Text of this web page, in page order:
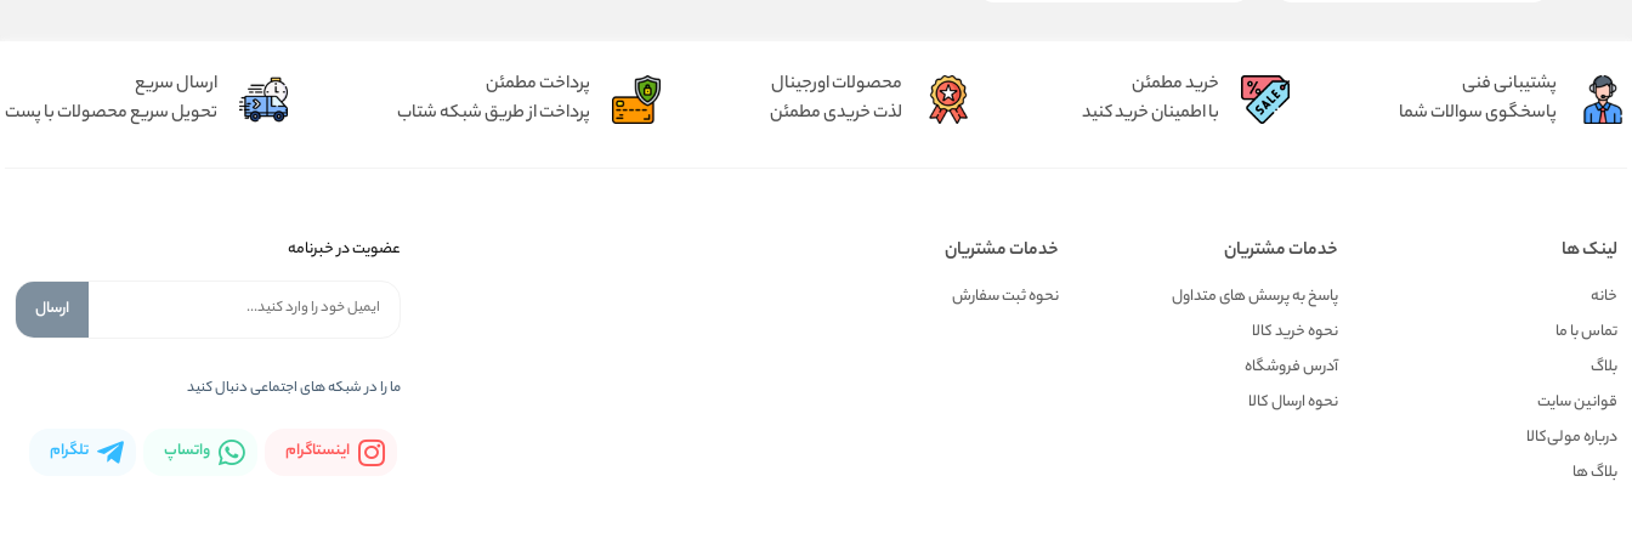
پشتیبانی فنی
پاسخگوی سوالات شما
خرید مطمئن
با اطمینان خرید کنید
محصولات اورجینال
لذت خریدی مطمئن
پرداخت مطمئن
پرداخت از طریق شبکه شتاب
ارسال سریع
تحویل سریع محصولات با پست
لینک ها
خانه
تماس با ما
بلاگ
قوانین سایت
درباره مولی‌کالا
بلاگ ها
خدمات مشتریان
پاسخ به پرسش های متداول
نحوه خرید کالا
آدرس فروشگاه
نحوه ارسال کالا
خدمات مشتریان
نحوه ثبت سفارش
عضویت در خبرنامه
ارسال
ما را در شبكه های اجتماعی دنبال کنید
اینستاگرام واتساپ تلگرام